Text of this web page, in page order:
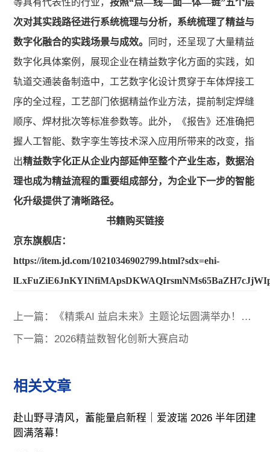
等具有代表性的行业，按照“点—线—面—体—链”五个层
次对其实践路径进行系统梳理与分析，系统梳理了精益与
数字化融合的实践场景与成效。
同时，还呈现了大量精益
数字化具体案例，展现企业在精益数字化方面的实践，如
轨道交通装备制造中，工艺数字化设计贯穿于车体焊接工
序的全过程，工艺部门依据精益作业方法，提前制定焊缝
顺序、焊材批次等标准参数等。此外，《报告》还准确把
握人工智能、数字孪生等技术深入应用所带来的改变，指
出精益数字化正从企业内部延伸至整个产业生态，数据治
理也成为精益流程的重要组成部分，为企业下一步的智能
化升级提供了清晰路径。
书籍购买链接
京东旗舰店：
https://item.jd.com/10210346902799.html?sdx=ehi-
上一篇：《精乘AI 益启未来》主题论坛圆满举办！精
益AI融合创新为央国企高质量发展注入强劲动能
下一篇：2026精益数智化创新大赛启动
相关文章
赴山野寻清风，蓄能量启新程｜爱波瑞 2026 半年团建
圆满落幕！